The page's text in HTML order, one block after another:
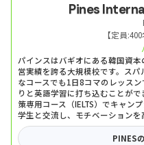
Pines
【定員:400
パインスはバギオにある韓国資
営実績を誇る大規模校です。ス
なコースでも1日8コマのレッス
りと英語学習に打ち込むことが
策専用コース（IELTS）でキャン
学生と交流し、モチベーションを
PINES